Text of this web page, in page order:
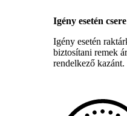
Igény esetén
Igény esetén
biztosítani remek
rendelkező kazánt.